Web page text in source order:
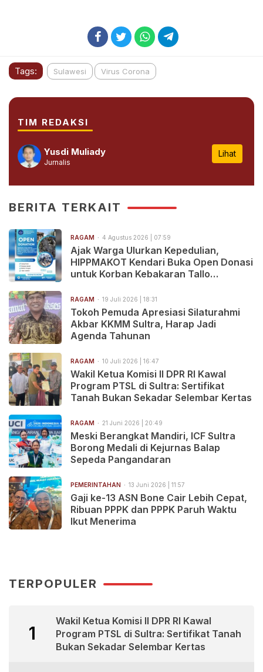
Tags: Sulawesi Virus Corona
TIM REDAKSI
Yusdi Muliady
Jurnalis
Lihat
BERITA TERKAIT
RAGAM 4 Agustus 2026 | 07:59
Ajak Warga Ulurkan Kepedulian,
HIPPMAKOT Kendari Buka Open Donasi
untuk Korban Kebakaran Tallo
RAGAM 19 Juli 2026 | 18:31
Tokoh Pemuda Apresiasi Silaturahmi
Akbar KKMM Sultra, Harap Jadi
Agenda Tahunan
RAGAM 10 Juli 2026 | 16:47
Wakil Ketua Komisi II DPR RI Kawal
Program PTSL di Sultra: Sertifikat
Tanah Bukan Sekadar Selembar Kertas
RAGAM 21 Juni 2026 | 20:49
Meski Berangkat Mandiri, ICF Sultra
Borong Medali di Kejurnas Balap
Sepeda Pangandaran
PEMERINTAHAN 13 Juni 2026 | 11:57
Gaji ke-13 ASN Bone Cair Lebih Cepat,
Ribuan PPPK dan PPPK Paruh Waktu
Ikut Menerima
TERPOPULER
1
Wakil Ketua Komisi II DPR RI Kawal
Program PTSL di Sultra: Sertifikat Tanah
Bukan Sekadar Selembar Kertas